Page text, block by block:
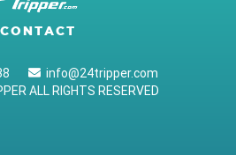
CONTACT
info@24tripper.com
ALL RIGHTS RESERVED